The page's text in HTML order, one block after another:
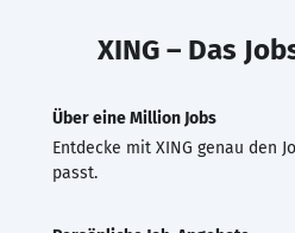
XING – Das
Über eine Million Jobs
Entdecke mit XING genau den
passt.